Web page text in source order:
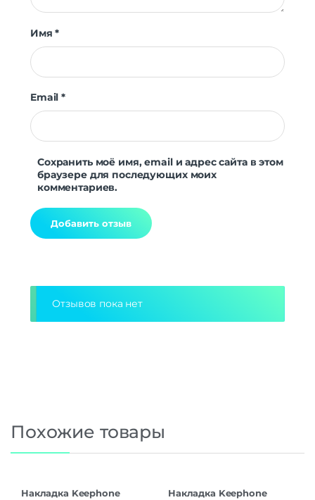
Имя*
Email*
Сохранить моё имя, email и адрес сайта в этом
браузере для последующих моих
комментариев.
Отзывов пока нет
Похожие товары
Накладка Keephone
Накладка Keephone